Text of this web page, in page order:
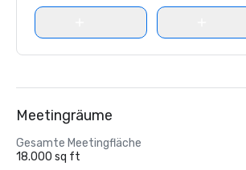
Meetingräume
Gesamte Meetingfläche
18.000 sq ft